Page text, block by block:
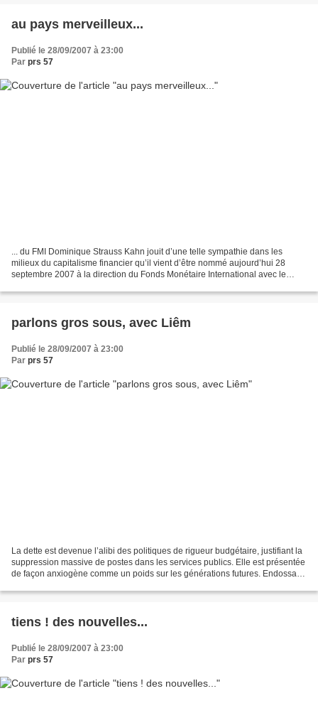
au pays merveilleux...
Publié le 28/09/2007 à 23:00
Par prs 57
... du FMI Dominique Strauss Kahn jouit d’une telle sympathie dans les
milieux du capitalisme financier qu’il vient d’être nommé aujourd’hui 28
septembre 2007 à la direction du Fonds Monétaire International avec le
parlons gros sous, avec Liêm
Publié le 28/09/2007 à 23:00
Par prs 57
La dette est devenue l’alibi des politiques de rigueur budgétaire, justifiant la
suppression massive de postes dans les services publics. Elle est présentée
de façon anxiogène comme un poids sur les générations futures. Endossant
tiens ! des nouvelles...
Publié le 28/09/2007 à 23:00
Par prs 57